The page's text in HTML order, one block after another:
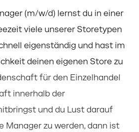
(m/w/d) lernst du in einer
viele unserer Storetypen
eigenständig und hast im
deinen eigenen Store zu
für den Einzelhandel
innerhalb der
und du Lust darauf
Manager zu werden, dann ist